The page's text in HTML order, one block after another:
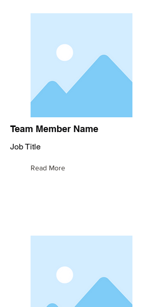
Team Member Name
Job Title
Read More